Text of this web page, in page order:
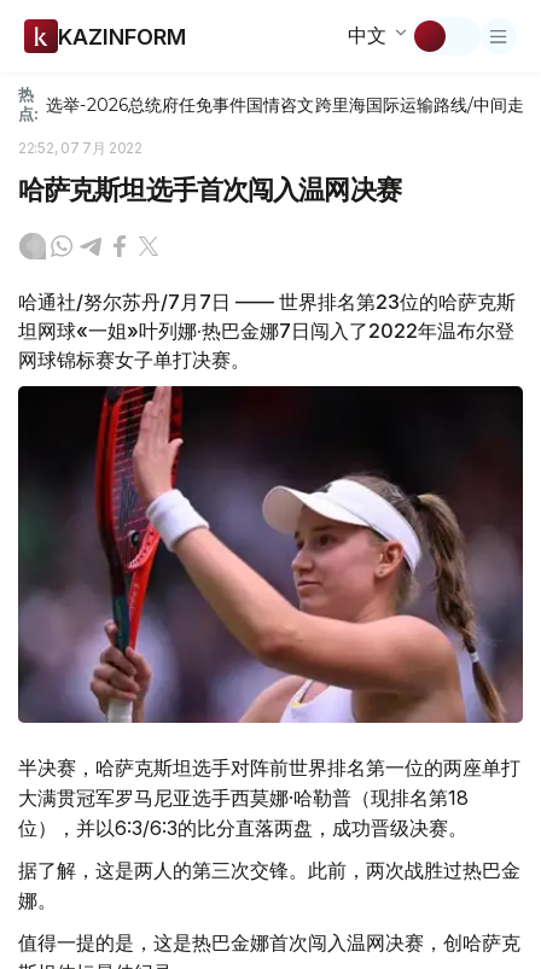
KAZINFORM 中文
热
点: 选举-2026总统府任免事件国情咨文跨里海国际运输路线/中间走廊
22:52, 07 7月 2022
哈萨克斯坦选手首次闯入温网决赛
哈通社/努尔苏丹/7月7日 —— 世界排名第23位的哈萨克斯
坦网球«一姐»叶列娜·热巴金娜7日闯入了2022年温布尔登
网球锦标赛女子单打决赛。
半决赛，哈萨克斯坦选手对阵前世界排名第一位的两座单打
大满贯冠军罗马尼亚选手西莫娜·哈勒普（现排名第18
位），并以6:3/6:3的比分直落两盘，成功晋级决赛。
据了解，这是两人的第三次交锋。此前，两次战胜过热巴金
娜。
值得一提的是，这是热巴金娜首次闯入温网决赛，创哈萨克